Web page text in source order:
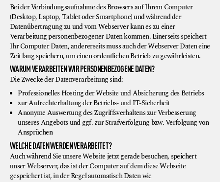
Bei der Verbindungsaufnahme des Browsers auf Ihrem Computer
(Desktop, Laptop, Tablet oder Smartphone) und während der
Datenübertragung zu und vom Webserver kann es zu einer
Verarbeitung personenbezogener Daten kommen. Einerseits speichert
Ihr Computer Daten, andererseits muss auch der Webserver Daten eine
Zeit lang speichern, um einen ordentlichen Betrieb zu gewährleisten.
WARUM VERARBEITEN WIR PERSONENBEZOGENE DATEN?
Die Zwecke der Datenverarbeitung sind:
Professionelles Hosting der Website und Absicherung des Betriebs
zur Aufrechterhaltung der Betriebs- und IT-Sicherheit
Anonyme Auswertung des Zugriffsverhaltens zur Verbesserung
unseres Angebots und ggf. zur Strafverfolgung bzw. Verfolgung von
Ansprüchen
WELCHE DATEN WERDEN VERARBEITET?
Auch während Sie unsere Website jetzt gerade besuchen, speichert
unser Webserver, das ist der Computer auf dem diese Webseite
gespeichert ist, in der Regel automatisch Daten wie